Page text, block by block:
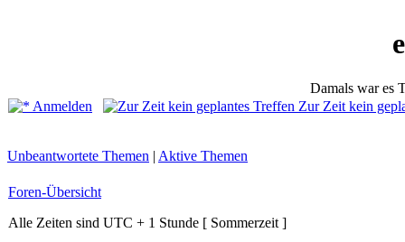
Damals war es
Anmelden
Zur Zeit kein
Unbeantwortete Themen | Aktive Themen
Foren-Übersicht
Alle Zeiten sind UTC + 1 Stunde [ Sommerzeit ]